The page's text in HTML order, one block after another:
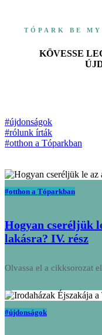
TÓPARK BE
KÖVESSE
#újdonságok
#rólunk írták
#otthon a Tóparkban
#otthon a Tóparkban
Hogyan cseréljük
lakásra? IV. rész
Olvassa el a cikksorozat
#újdonságok